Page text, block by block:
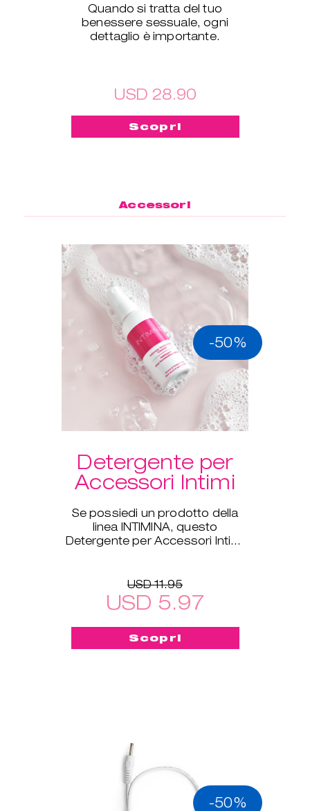
Quando si tratta del tuo
benessere sessuale, ogni
dettaglio è importante.
USD 28.90
Scopri
Accessori
-50%
Detergente per
Accessori Intimi
Se possiedi un prodotto della
linea INTIMINA, questo
Detergente per Accessori Intimi
USD 11.95
USD 5.97
Scopri
-50%